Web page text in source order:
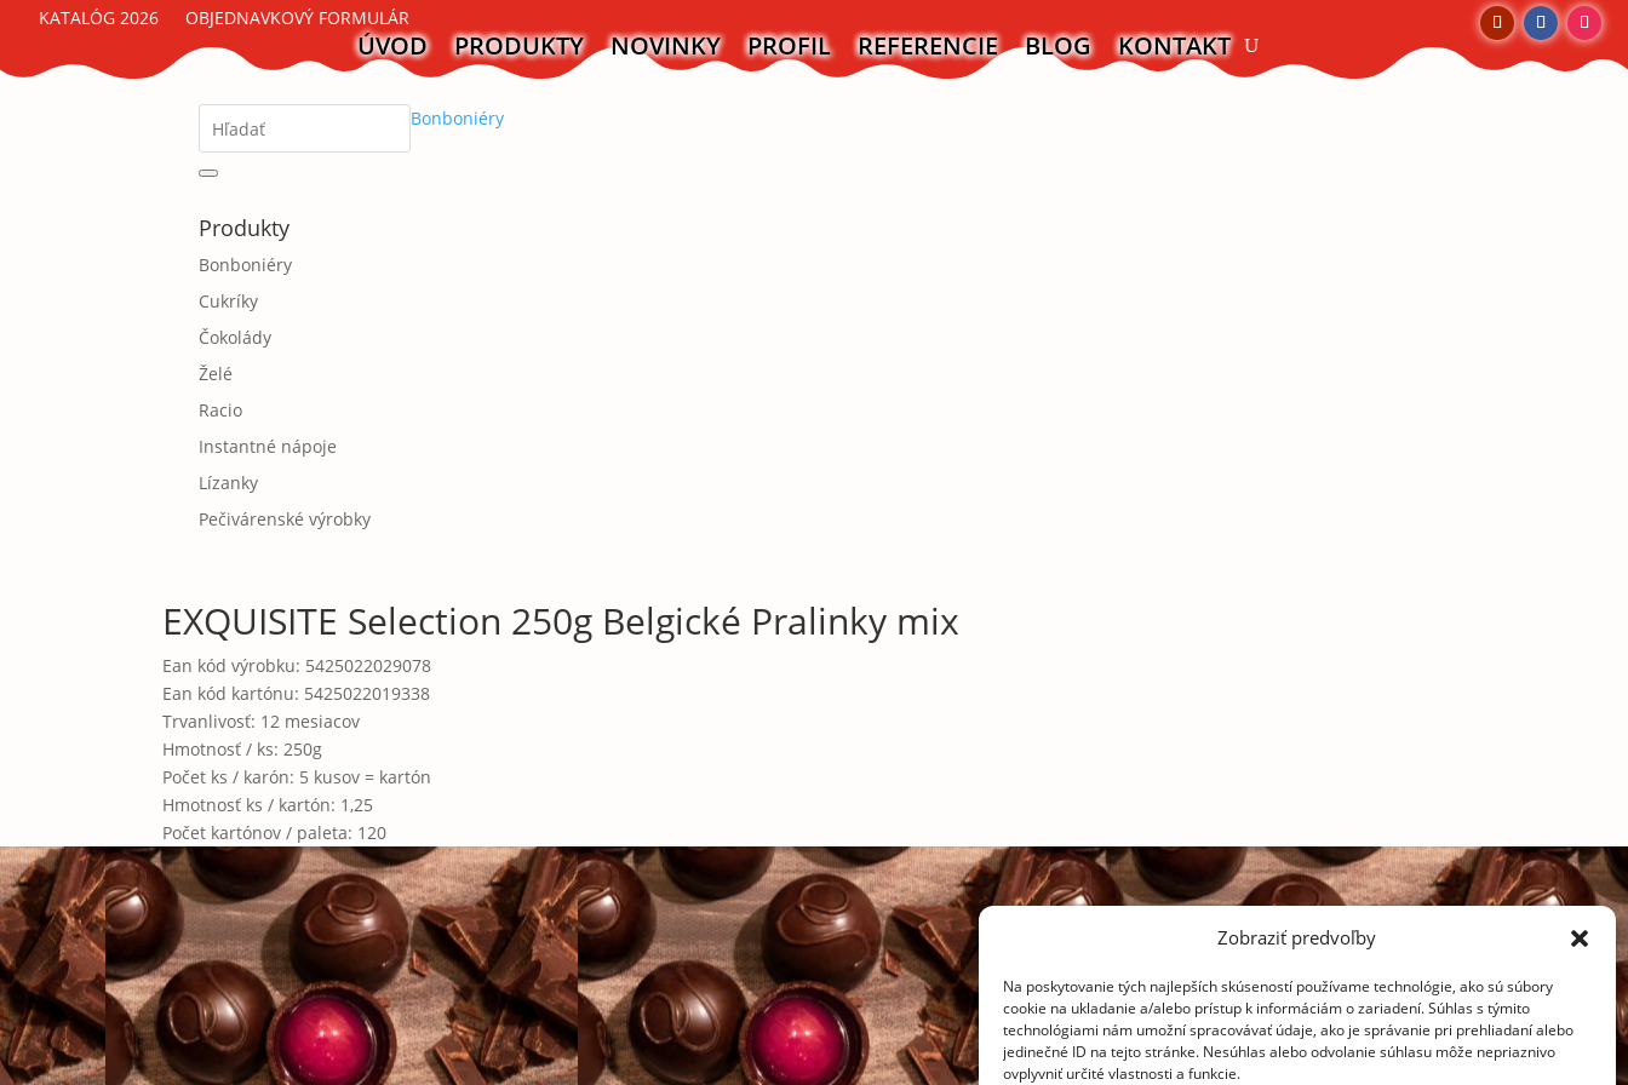
Zobraziť predvoľby
Na poskytovanie tých najlepších skúseností používame technológie, ako sú súbory
cookie na ukladanie a/alebo prístup k informáciám o zariadení. Súhlas s týmito
technológiami nám umožní spracovávať údaje, ako je správanie pri prehliadaní alebo
jedinečné ID na tejto stránke. Nesúhlas alebo odvolanie súhlasu môže nepriaznivo
ovplyvniť určité vlastnosti a funkcie.
KATALÓG 2026 OBJEDNAVKOVÝ FORMULÁR
ÚVOD PRODUKTY NOVINKY PROFIL REFERENCIE BLOG KONTAKT
Produkty
Bonboniéry
Cukríky
Čokolády
Želé
Racio
Instantné nápoje
Lízanky
Pečivárenské výrobky
Bonboniéry
EXQUISITE Selection 250g Belgické Pralinky mix
Ean kód výrobku: 5425022029078
Ean kód kartónu: 5425022019338
Trvanlivosť: 12 mesiacov
Hmotnosť / ks:250g
Počet ks / karón: 5 kusov = kartón
Hmotnosť ks / kartón: 1,25
Počet kartónov / paleta: 120